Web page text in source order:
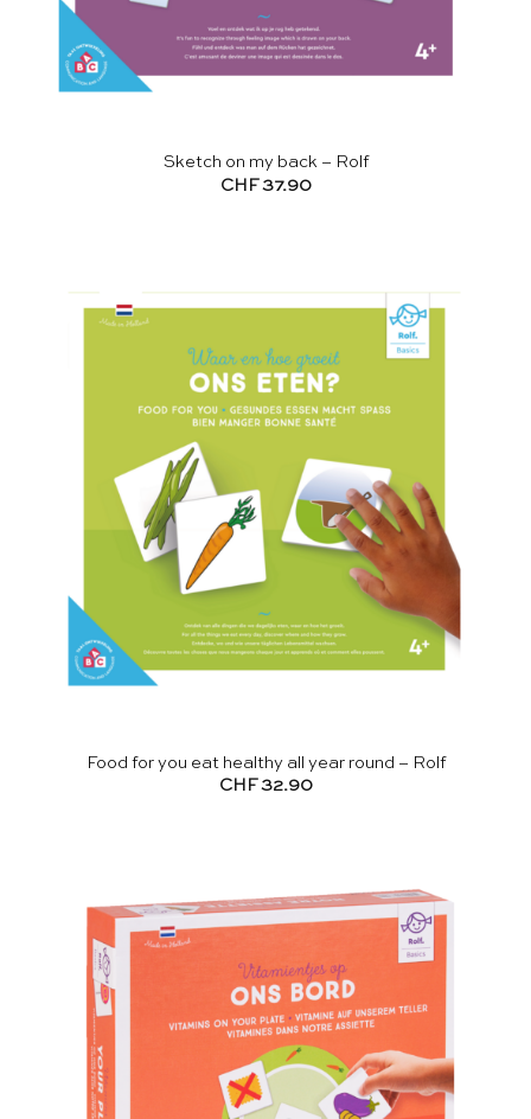
Sketch on my back – Rolf
CHF37.90
Food for you eat healthy all year round – Rolf
CHF 32.90